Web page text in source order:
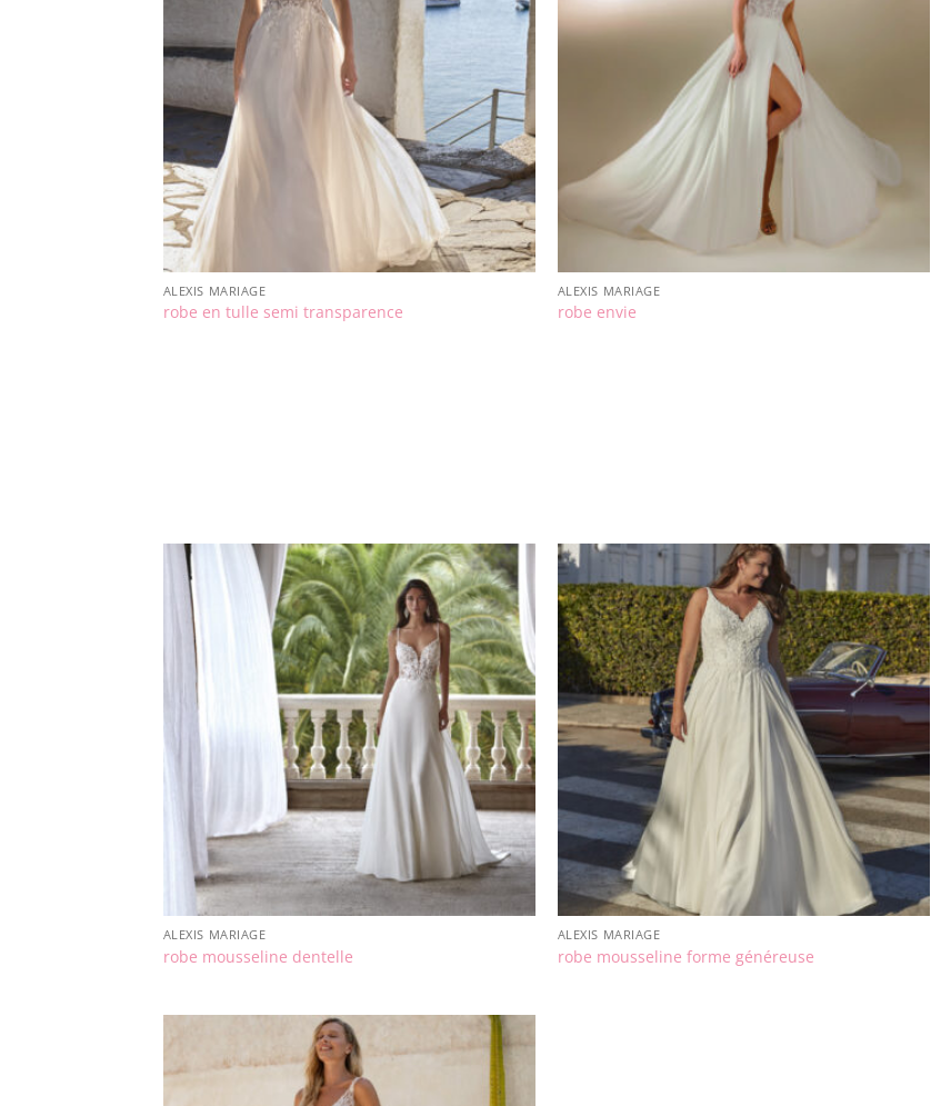
ALEXIS MARIAGE
robe en tulle semi transparence
ALEXIS MARIAGE
robe envie
ALEXIS MARIAGE
robe mousseline dentelle
ALEXIS MARIAGE
robe mousseline forme généreuse